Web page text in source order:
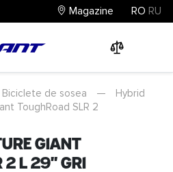
Magazine RO RU
Biciclete de sosea —
Hybrid
ToughRoad SLR 2
Giant
2 L 29" Gri